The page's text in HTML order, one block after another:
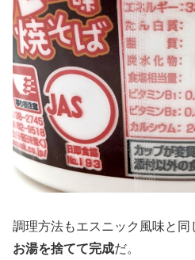
調理方法もエスニック風味と同
お湯を捨てて完成だ。